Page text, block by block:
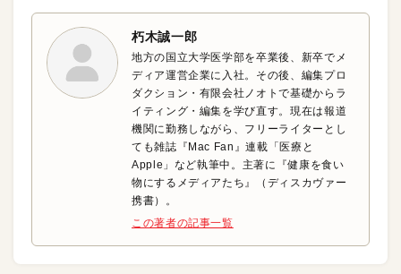
朽木誠一郎
地方の国立大学医学部を卒業後、新卒でメ
ディア運営企業に入社。その後、編集プロ
ダクション・有限会社ノオトで基礎からラ
イティング・編集を学び直す。現在は報道
機関に勤務しながら、フリーライターとし
ても雑誌『Mac Fan』連載「医療と
Apple」など執筆中。主著に『健康を食い
物にするメディアたち』（ディスカヴァー
携書）。
この著者の記事一覧